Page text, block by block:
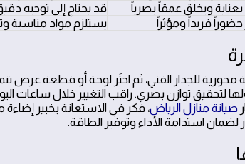
ويخلق عمقاً بصرياً
قد يحتاج إلى توجيه
حضوراً فريداً ومؤثراً يستلزم مواد مناسبة
محورية للجدار الفني، ثم اختَر لوحة أو قطعة عرض
لتحقيق توازن بصري. راقب التغيير خلال ساعات
صيانة منازل الرياض، فكر في الاستعانة بخبير
لضمان استدامة الأداء وتوفير الطاقة.